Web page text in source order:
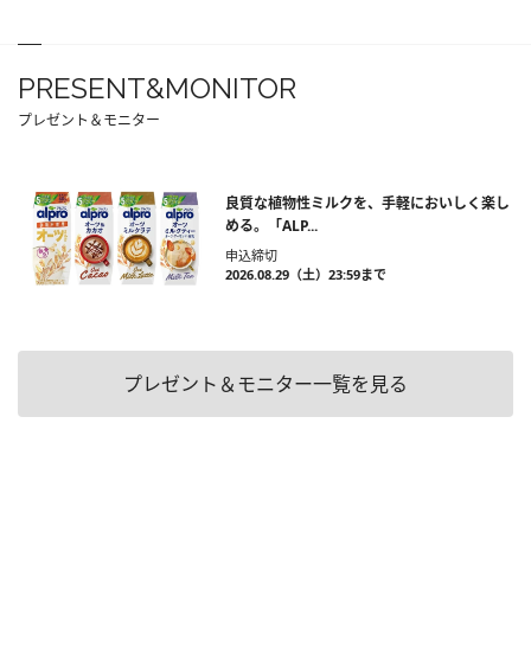
PRESENT&MONITOR
プレゼント＆モニター
良質な植物性ミルクを、手軽においしく楽し
める。「ALP...
申込締切
2026.08.29（土）23:59まで
プレゼント＆モニター一覧を見る